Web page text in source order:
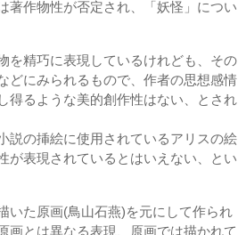
著作物性が否定され、「妖怪」につい
を精巧に表現しているけれども、その
どにみられるもので、作者の思想感情
得るような美的創作性はない、とされ
説の挿絵に使用されているアリスの絵
が表現されているとはいえない、とい
いた原画(鳥山石燕)を元にして作られ
画とは異なる表現、原画では描かれて